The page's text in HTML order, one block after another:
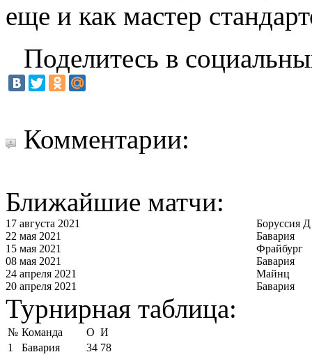
еще и как мастер
Поделитесь в
Комментарии:
Ближайшие матчи:
17 августа 2021
Боруссия Д
22 мая 2021
Бавария
15 мая 2021
Фрайбург
08 мая 2021
Бавария
24 апреля 2021
Майнц
20 апреля 2021
Бавария
Турнирная таблица:
№ Команда О И
1
Бавария 34 78